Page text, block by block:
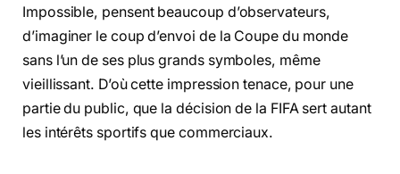
Impossible, pensent beaucoup d’observateurs,
d’imaginer le coup d’envoi de la Coupe du monde
sans l’un de ses plus grands symboles, même
vieillissant. D’où cette impression tenace, pour une
partie du public, que la décision de la FIFA sert autant
les intérêts sportifs que commerciaux.